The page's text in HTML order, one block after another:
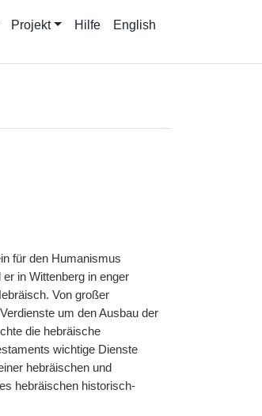
Projekt Hilfe English
für den Humanismus
in Wittenberg in enger
Von großer
um den Ausbau der
die hebräische
wichtige Dienste
hebräischen und
hebräischen historisch-